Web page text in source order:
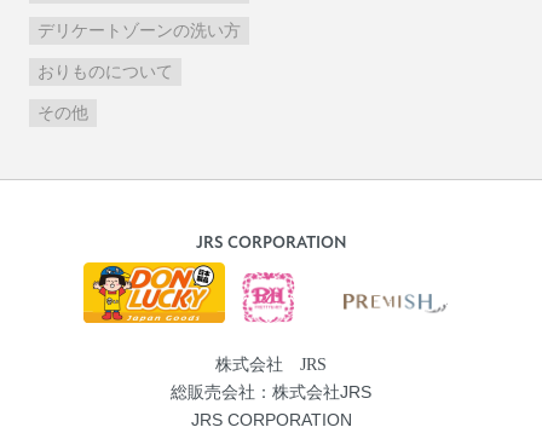
デリケートゾーンの洗い方
おりものについて
その他
JRS CORPORATION
株式会社 JRS
総販売会社：株式会社JRS
JRS CORPORATION